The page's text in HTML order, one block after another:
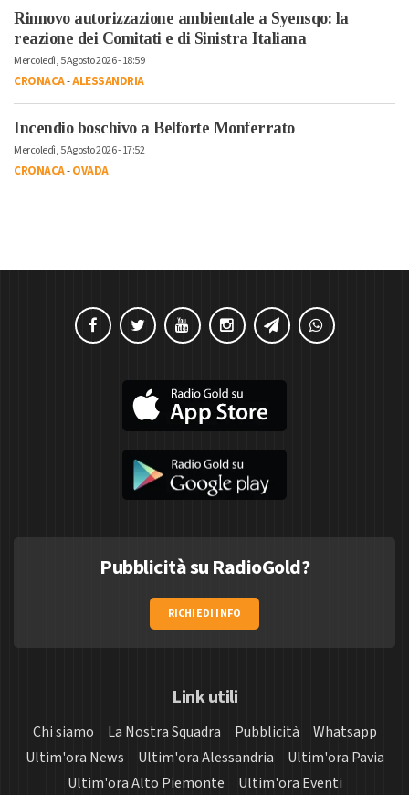
Rinnovo autorizzazione ambientale a Syensqo: la
reazione dei Comitati e di Sinistra Italiana
Mercoledì, 5 Agosto 2026 - 18:59
CRONACA-ALESSANDRIA
Incendio boschivo a Belforte Monferrato
Mercoledì, 5 Agosto 2026 - 17:52
CRONACA-OVADA
Pubblicità su RadioGold?
RICHIEDI INFO
Link utili
Chi siamo La Nostra Squadra Pubblicità
Whatsapp
Ultim'ora News
Ultim'ora Alessandria
Ultim'ora Pavia
Ultim'ora Alto Piemonte
Ultim'ora Eventi